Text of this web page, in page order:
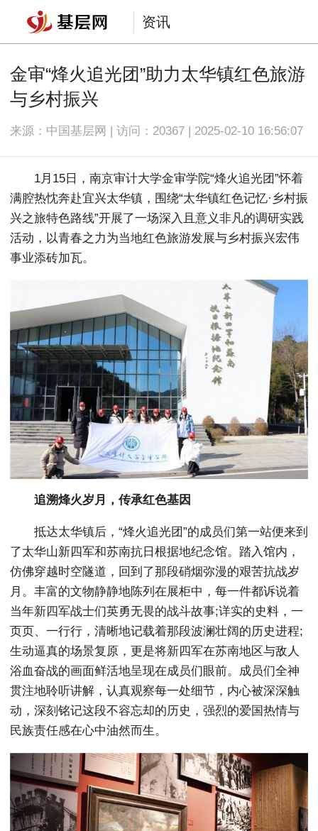
资讯
金审“烽火追光团”助力太华镇红色旅游
与乡村振兴
来源：中国基层网 | 访问： 20367 | 2025-02-10 16:56:07
1月15日，南京审计大学金审学院“烽火追光团”怀着
满腔热忱奔赴宜兴太华镇，围绕“太华镇红色记忆·乡村振
兴之旅特色路线”开展了一场深入且意义非凡的调研实践
活动，以青春之力为当地红色旅游发展与乡村振兴宏伟
事业添砖加瓦。
追溯烽火岁月，传承红色基因
抵达太华镇后，“烽火追光团”的成员们第一站便来到
了太华山新四军和苏南抗日根据地纪念馆。踏入馆内，
仿佛穿越时空隧道，回到了那段硝烟弥漫的艰苦抗战岁
月。丰富的文物静静地陈列在展柜中，每一件都诉说着
当年新四军战士们英勇无畏的战斗故事;详实的史料，一
页页、一行行，清晰地记载着那段波澜壮阔的历史进程;
生动逼真的场景复原，更是将新四军在苏南地区与敌人
浴血奋战的画面鲜活地呈现在成员们眼前。成员们全神
贯注地聆听讲解，认真观察每一处细节，内心被深深触
动，深刻铭记这段不容忘却的历史，强烈的爱国热情与
民族责任感在心中油然而生。